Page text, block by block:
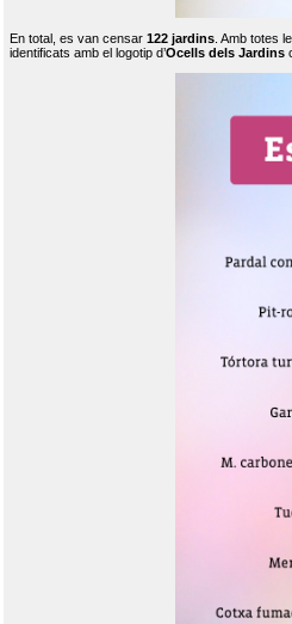
En total, es van censar 122 jardins . Amb totes
identificats amb el logotip d’Ocells dels Jardins